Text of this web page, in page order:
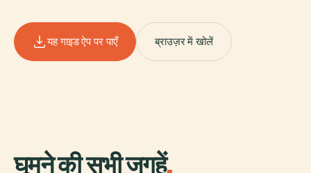
यह गाइड ऐप पर पाएँ ब्राउज़र में खोलें
घूमने की सभी जगहें.